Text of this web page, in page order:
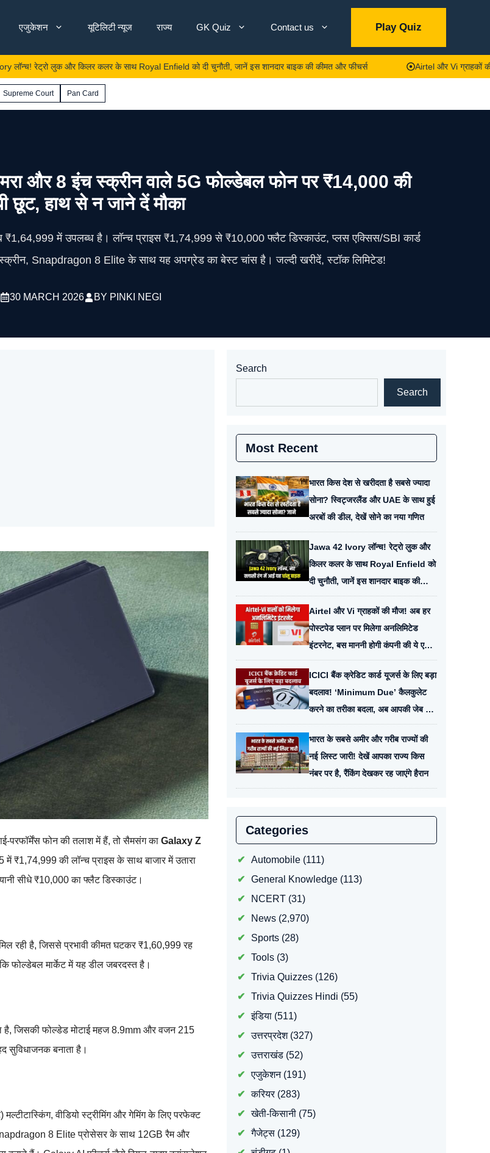
एजुकेशन यूटिलिटी न्यूज राज्य GK Quiz Contact us Play Quiz
लुक और किलर कलर के साथ Royal Enfield को दी चुनौती, जानें इस शानदार बाइक की कीमत और फीचर्स Airtel और Vi ग्राहकों की मौज! अब
Supreme Court Pan Card
और 8 इंच स्क्रीन वाले 5G फोल्डेबल फोन पर ₹14,000 की
छूट, हाथ से न जाने दें मौका
₹1,64,999 में उपलब्ध है। लॉन्च प्राइस ₹1,74,999 से ₹10,000 फ्लैट डिस्काउंट, प्लस एक्सिस/SBI कार्ड
Snapdragon 8 Elite के साथ यह अपग्रेड का बेस्ट चांस है। जल्दी खरीदें, स्टॉक लिमिटेड!
30 MARCH 2026 BY PINKI NEGI
परफॉर्मेंस फोन की तलाश में हैं, तो सैमसंग का Galaxy Z
₹1,74,999 की लॉन्च प्राइस के साथ बाजार में उतारा
सीधे ₹10,000 का फ्लैट डिस्काउंट।
रही है, जिससे प्रभावी कीमत घटकर ₹1,60,999 रह
फोल्डेबल मार्केट में यह डील जबरदस्त है।
जिसकी फोल्डेड मोटाई महज 8.9mm और वजन 215
सुविधाजनक बनाता है।
वीडियो स्ट्रीमिंग और गेमिंग के लिए परफेक्ट
8 Elite प्रोसेसर के साथ 12GB रैम और
Search
Search
Most Recent
भारत किस देश से खरीदता है सबसे ज्यादा
सोना? स्विट्जरलैंड और UAE के साथ हुई
अरबों की डील, देखें सोने का नया गणित
Jawa 42 Ivory लॉन्च! रेट्रो लुक और
किलर कलर के साथ Royal Enfield को
दी चुनौती, जानें इस शानदार बाइक की
कीमत और फीचर्स
Airtel और Vi ग्राहकों की मौज! अब हर
पोस्टपेड प्लान पर मिलेगा अनलिमिटेड
इंटरनेट, बस माननी होगी कंपनी की ये एक
छोटी शर्त
ICICI बैंक क्रेडिट कार्ड यूजर्स के लिए बड़ा
बदलाव! ‘Minimum Due’ कैलकुलेट
करने का तरीका बदला, अब आपकी जेब पर
पड़ेगा ये असर
भारत के सबसे अमीर और गरीब राज्यों की
नई लिस्ट जारी! देखें आपका राज्य किस
नंबर पर है, रैंकिंग देखकर रह जाएंगे हैरान
Categories
Automobile(111)
General Knowledge(113)
NCERT(31)
News(2,970)
Sports(28)
Tools(3)
Trivia Quizzes(126)
Trivia Quizzes Hindi (55)
इंडिया(511)
उत्तरप्रदेश(327)
उत्तराखंड(52)
एजुकेशन(191)
करियर(283)
खेती-किसानी(75)
गैजेट्स(129)